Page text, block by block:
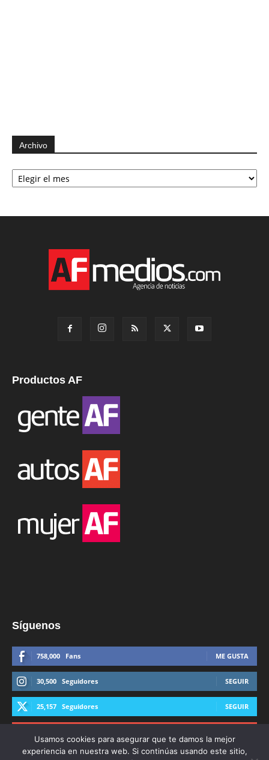
Archivo
Archivo
Productos AF
Síguenos
758,000 Fans ME GUSTA
30,500 Seguidores SEGUIR
25,157 Seguidores SEGUIR
Usamos cookies para asegurar que te damos la mejor
experiencia en nuestra web. Si continúas usando este sitio,